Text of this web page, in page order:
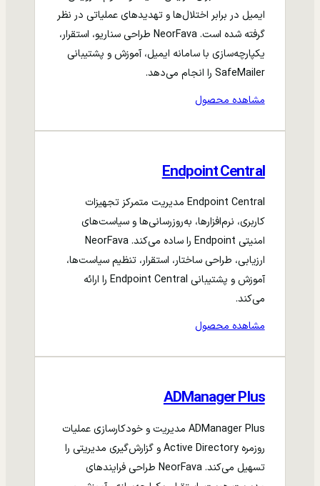
ایمیل در برابر اختلال‌ها و تهدیدهای عملیاتی در نظر
گرفته شده است. NeorFava طراحی سناریو، استقرار،
یکپارچه‌سازی با سامانه ایمیل، آموزش و پشتیبانی
SafeMailer را انجام می‌دهد.
مشاهده محصول
Endpoint Central
Endpoint Central مدیریت متمرکز تجهیزات
کاربری، نرم‌افزارها، به‌روزرسانی‌ها و سیاست‌های
امنیتی Endpoint را ساده می‌کند. NeorFava
ارزیابی، طراحی ساختار، استقرار، تنظیم سیاست‌ها،
آموزش و پشتیبانی Endpoint Central را ارائه
می‌کند.
مشاهده محصول
ADManager Plus
ADManager Plus مدیریت و خودکارسازی عملیات
روزمره Active Directory و گزارش‌گیری مدیریتی را
تسهیل می‌کند. NeorFava طراحی فرایندهای